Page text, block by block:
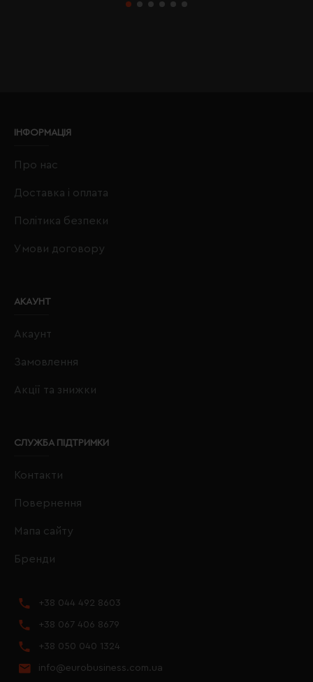
ІНФОРМАЦІЯ
Про нас
Доставка і оплата
Політика безпеки
Умови договору
АКАУНТ
Акаунт
Замовлення
Акції та знижки
СЛУЖБА ПІДТРИМКИ
Контакти
Повернення
Мапа сайту
Бренди
+38 044 492 8603
+38 067 406 8679
+38 050 040 1324
info@eurobusiness.com.ua